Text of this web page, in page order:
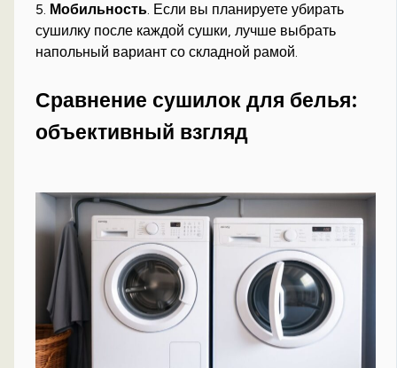
5. Мобильность. Если вы планируете убирать
сушилку после каждой сушки, лучше выбрать
напольный вариант со складной рамой.
Сравнение сушилок для белья:
объективный взгляд